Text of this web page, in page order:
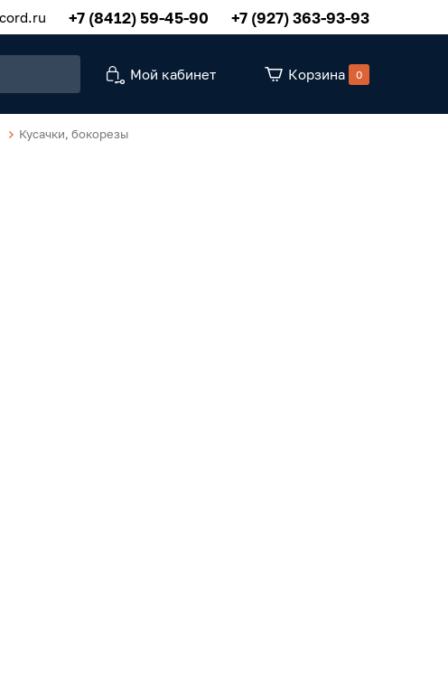
+7 (8412) 59-45-90 +7 (927) 363-93-93
Мой кабинет Корзина 0
Кусачки, бокорезы